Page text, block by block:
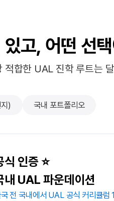
고, 어떤 선
적합한 UAL 진학 루트는
) 국내 포트폴리오
식 인증 ⭐
내 UAL 파운데이션
전 국내에서 UAL 공식 커리큘럼